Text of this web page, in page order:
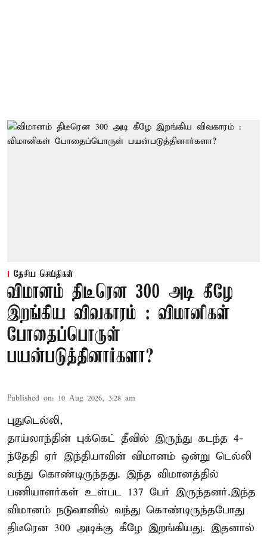
தேசிய செய்திகள்
விமானம் திடீரென 300 அடி கீழே
இறங்கிய விவகாரம் : விமானிகள்
போதைப்பொருள்
பயன்படுத்தினார்களா?
Published on: 10 Aug 2026, 3:28 am
புதுடெல்லி,
தாய்லாந்தின் புக்கெட் தீவில் இருந்து கடந்த 4-
ந்தேதி ஏர் இந்தியாவின் விமானம் ஒன்று டெல்லி
வந்து கொண்டிருந்தது. இந்த விமானத்தில்
பணியாளர்கள் உள்பட 137 பேர் இருந்தனர்.இந்த
விமானம் நடுவானில் வந்து கொண்டிருந்தபோது
திடீரென 300 அடிக்கு கீழே இறங்கியது. இதனால்